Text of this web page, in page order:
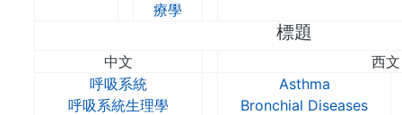
療學
標題
中文
西文
呼吸系統
呼吸系統生理學
Asthma
Bronchial Diseases